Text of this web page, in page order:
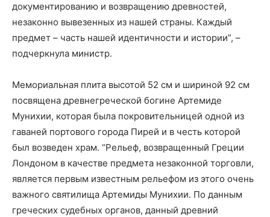
документированию и возвращению древностей,
незаконно вывезенных из нашей страны. Каждый
предмет – часть нашей идентичности и истории”, –
подчеркнула министр.
Мемориальная плита высотой 52 см и шириной 92 см
посвящена древнегреческой богине Артемиде
Мунихии, которая была покровительницей одной из
гаваней портового города Пирей и в честь которой
был возведен храм. “Рельеф, возвращенный Греции
Лондоном в качестве предмета незаконной торговли,
является первым известным рельефом из этого очень
важного святилища Артемиды Мунихии. По данным
греческих судебных органов, данный древний